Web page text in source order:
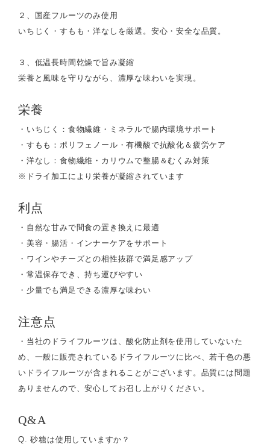
２、国産フルーツのみ使用
いちじく・すもも・洋なしを厳選。安心・安全な品質。
３、低温長時間乾燥で旨み凝縮
栄養と風味を守りながら、濃厚な味わいを実現。
栄養
・いちじく：食物繊維・ミネラルで腸内環境サポート
・すもも：ポリフェノール・有機酸で抗酸化＆疲労ケア
・洋なし：食物繊維・カリウムで整腸＆むくみ対策
※ドライ加工により栄養が凝縮されています
利点
・自然な甘みで間食の置き換えに最適
・美容・腸活・インナーケアをサポート
・ワインやチーズとの相性抜群で満足感アップ
・常温保存でき、持ち運びやすい
・少量でも満足できる濃厚な味わい
注意点
・当社のドライフルーツは、酸化防止剤を使用していないた
め、一般に販売されているドライフルーツに比べ、若干色の悪
いドライフルーツが含まれることがございます。品質には問題
ありませんので、安心してお召し上がりください。
Q&A
Q. 砂糖は使用していますか？